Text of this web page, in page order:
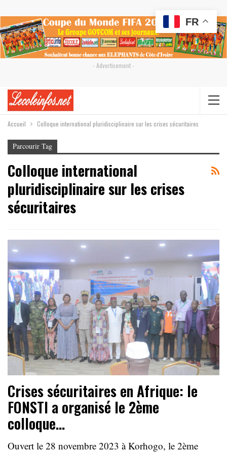
- Advertisement -
Accueil Colloque international pluridisciplinaire sur les crises sécuritaires
Parcourir Tag
Colloque international
pluridisciplinaire sur les crises
sécuritaires
Crises sécuritaires en Afrique: le
FONSTI a organisé le 2ème
colloque…
Ouvert le 28 novembre 2023 à Korhogo, le 2ème
FR